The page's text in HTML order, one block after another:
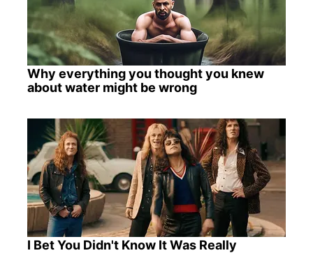
Why everything you thought you knew
about water might be wrong
I Bet You Didn't Know It Was Really